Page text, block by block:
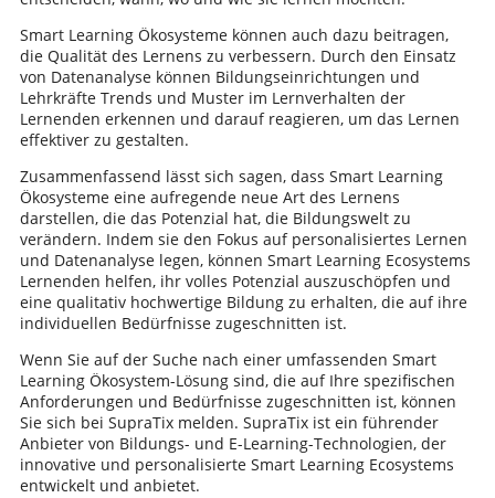
Smart Learning Ökosysteme können auch dazu beitragen,
die Qualität des Lernens zu verbessern. Durch den Einsatz
von Datenanalyse können Bildungseinrichtungen und
Lehrkräfte Trends und Muster im Lernverhalten der
Lernenden erkennen und darauf reagieren, um das Lernen
effektiver zu gestalten.
Zusammenfassend lässt sich sagen, dass Smart Learning
Ökosysteme eine aufregende neue Art des Lernens
darstellen, die das Potenzial hat, die Bildungswelt zu
verändern. Indem sie den Fokus auf personalisiertes Lernen
und Datenanalyse legen, können Smart Learning Ecosystems
Lernenden helfen, ihr volles Potenzial auszuschöpfen und
eine qualitativ hochwertige Bildung zu erhalten, die auf ihre
individuellen Bedürfnisse zugeschnitten ist.
Wenn Sie auf der Suche nach einer umfassenden Smart
Learning Ökosystem-Lösung sind, die auf Ihre spezifischen
Anforderungen und Bedürfnisse zugeschnitten ist, können
Sie sich bei SupraTix melden. SupraTix ist ein führender
Anbieter von Bildungs- und E-Learning-Technologien, der
innovative und personalisierte Smart Learning Ecosystems
entwickelt und anbietet.